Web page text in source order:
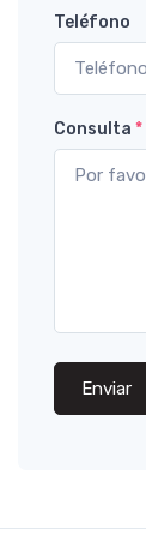
Teléfono
Consulta *
Enviar